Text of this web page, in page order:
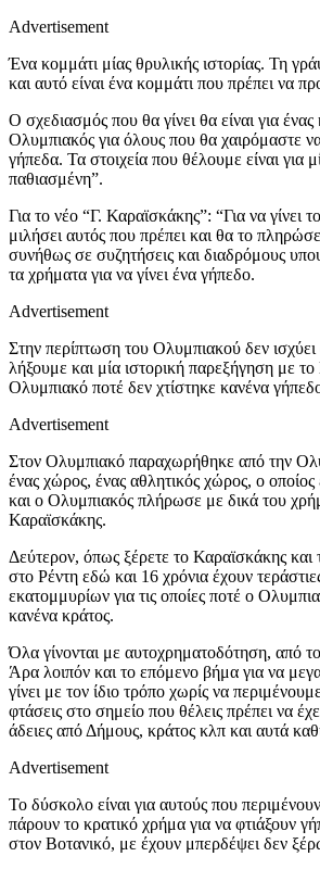
Advertisement
Ένα κομμάτι μίας θρυλικής ιστορίας. Τη
και αυτό είναι ένα κομμάτι που πρέπει να
Ο σχεδιασμός που θα γίνει θα είναι για
Ολυμπιακός για όλους που θα χαιρόμαστε
γήπεδα. Τα στοιχεία που θέλουμε είναι για
παθιασμένη”.
Για το νέο “Γ. Καραϊσκάκης”: “Για να γίνει
μιλήσει αυτός που πρέπει και θα το
συνήθως σε συζητήσεις και διαδρόμους
τα χρήματα για να γίνει ένα γήπεδο.
Advertisement
Στην περίπτωση του Ολυμπιακού δεν ισχύει
λήξουμε και μία ιστορική παρεξήγηση με
Ολυμπιακό ποτέ δεν χτίστηκε κανένα
Advertisement
Στον Ολυμπιακό παραχωρήθηκε από την
ένας χώρος, ένας αθλητικός χώρος, ο οποίος
και ο Ολυμπιακός πλήρωσε με δικά του
Καραϊσκάκης.
Δεύτερον, όπως ξέρετε το Καραϊσκάκης και
στο Ρέντη εδώ και 16 χρόνια έχουν
εκατομμυρίων για τις οποίες ποτέ ο
κανένα κράτος.
Όλα γίνονται με αυτοχρηματοδότηση, από
Άρα λοιπόν και το επόμενο βήμα για να
γίνει με τον ίδιο τρόπο χωρίς να
φτάσεις στο σημείο που θέλεις πρέπει να
άδειες από Δήμους, κράτος κλπ και αυτά
Advertisement
Το δύσκολο είναι για αυτούς που
πάρουν το κρατικό χρήμα για να φτιάξουν
στον Βοτανικό, με έχουν μπερδέψει δεν